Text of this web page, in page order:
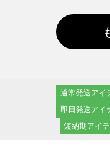
通常発送アイ
即日発送アイ
短納期アイ